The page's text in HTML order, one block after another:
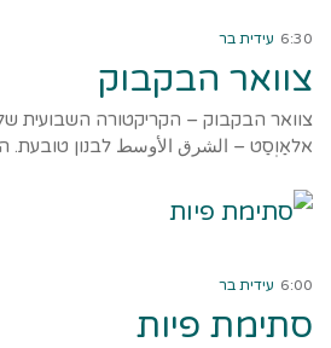
6:30 עידית בר
צוואר הבקבוק
צוואר הבקבוק – הקריקטורה השבועית
אלאַוְסַט – الشرق الأوسط לבנון
6:00 עידית בר
סתימת פיות